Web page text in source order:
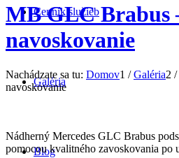
Cenník služieb
Galéria
Blog
MB GLC Brabus
navoskovanie
Nachádzate sa tu: Domov1 / Galéria2 /
navoskovanie
Nádherný Mercedes GLC Brabus
pomocou kvalitného zavoskovania po